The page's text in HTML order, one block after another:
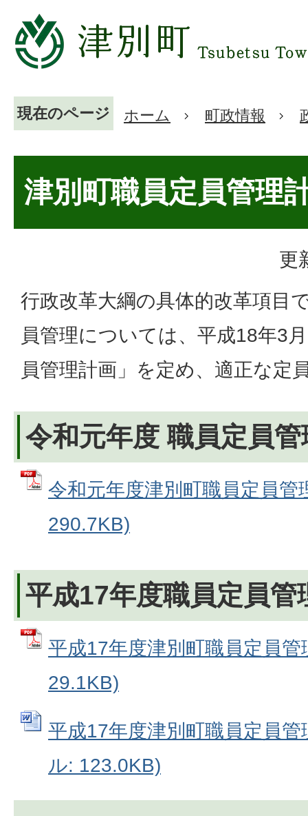
現在のページ ホーム 町政情報
津別町職員定員管理
更
行政改革大綱の具体的改革項目
員管理については、平成18年3
員管理計画」を定め、適正な定
令和元年度 職員定員
令和元年度津別町職員定員
290.7KB)
平成17年度職員定員管
平成17年度津別町職員定員
29.1KB)
平成17年度津別町職員定員
ル: 123.0KB)